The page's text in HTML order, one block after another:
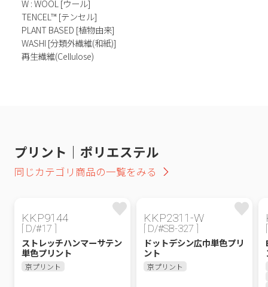
W : WOOL [ウール]
TENCEL™ [テンセル]
PLANT BASED [植物由来]
WASHI [分類外繊維(和紙)]
再生繊維(Cellulose)
プリント｜ポリエステル
同じカテゴリ商品の一覧をみる
KKP9144
[ D/#17 ]
ストレッチハンマーサテン
単色プリント
京プリント
KKP2311-W
[ D/#SB-327 ]
ドットデシン広巾単色プリ
ント
京プリント